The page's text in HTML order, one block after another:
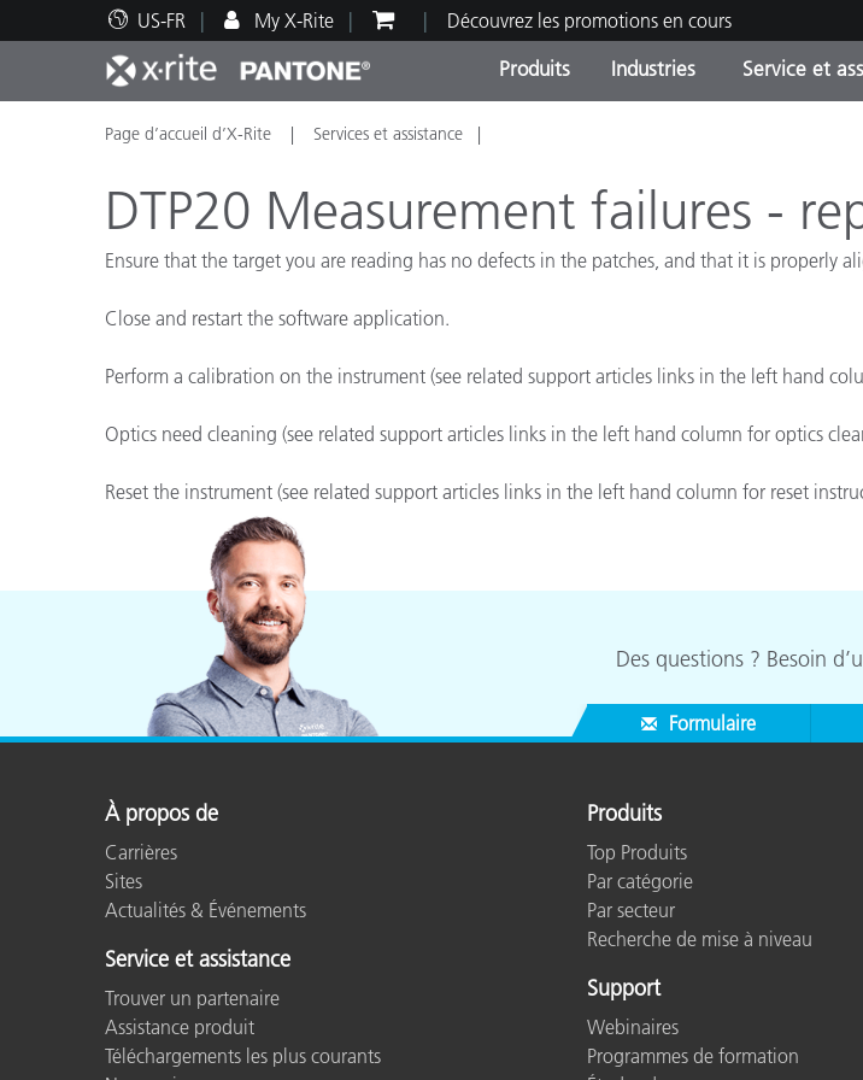
US-FR My X-Rite Découvrez les promotions en cours
Produits
Top Produits
Industries
Impression et Emballage
Automobile
Plastiques
Textile
Service et
Assistance technique
Ressources éducatives
Page d’accueil d’X-Rite Services et assistance
DTP20 Measurement failures -
Ensure that the target you are reading has no defects in the patches, and that it is properly
Close and restart the software application.
Perform a calibration on the instrument (see related support articles links in the left hand
Optics need cleaning (see related support articles links in the left hand column for optics
Reset the instrument (see related support articles links in the left hand column for reset
Des questions ? Besoin
Formulaire
À propos de
Carrières
Sites
Actualités & Événements
Service et assistance
Trouver un partenaire
Assistance produit
Téléchargements les plus courants
Produits
Top Produits
Par catégorie
Par secteur
Recherche de mise à niveau
Support
Webinaires
Programmes de formation